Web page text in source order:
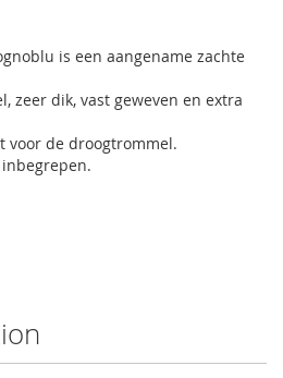
is een aangename zachte
zeer dik, vast geweven en extra
voor de droogtrommel.